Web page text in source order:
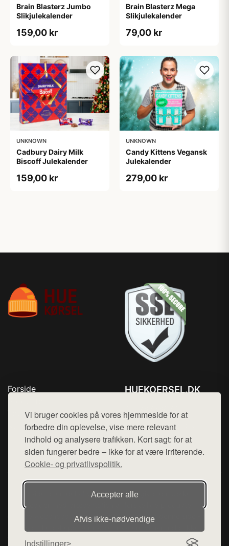
Vi bruger cookies på vores hjemmeside for at
forbedre din oplevelse, vise mere relevant
indhold og analysere trafikken. Kort sagt: for at
siden fungerer bedre – ikke for at være irriterende.
Cookie- og privatlivspolitik.
Accepter alle
Afvis ikke‑nødvendige
Indstillinger
Brain Blasterz Jumbo
Slikjulekalender
159,00 kr
Brain Blasterz Mega
Slikjulekalender
79,00 kr
UNKNOWN
Cadbury Dairy Milk
Biscoff Julekalender
159,00 kr
UNKNOWN
Candy Kittens Vegansk
Julekalender
279,00 kr
Forside
Top Rabatter
Kontakt
HUEKOERSEL.DK
Mail: hej@want.dk
Cookie- og privatlivspolitik
Denne side er en del af want.dk, der udgiver en række
hjemmesider med præsentation af forskellige produkter fra
diverse webshops. Der sælges ikke varer fra denne side - vi
varerne på lager.